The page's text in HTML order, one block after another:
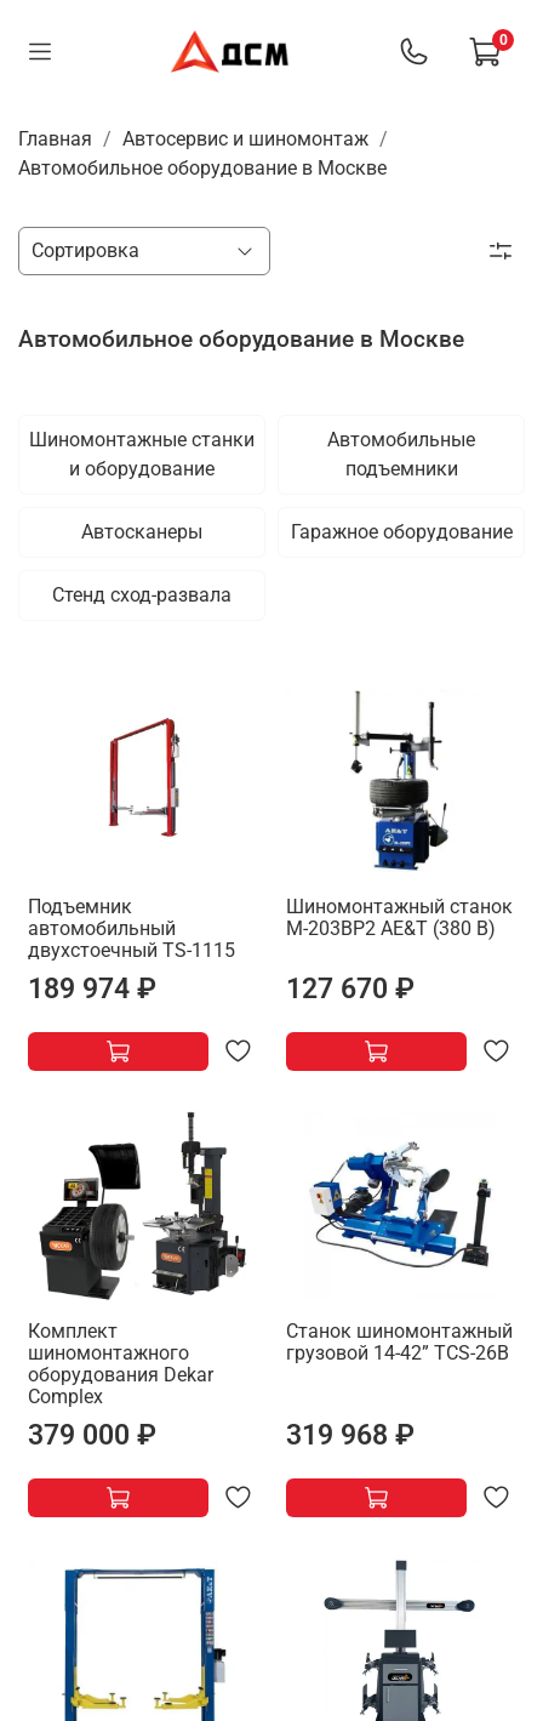
0
Главная
Автосервис и шиномонтаж
Автомобильное оборудование в Москве
Автомобильное оборудование в Москве
Шиномонтажные станки
и оборудование
Автомобильные
подъемники
Автосканеры Гаражное оборудование
Стенд сход-развала
Подъемник
автомобильный
двухстоечный ТS-1115
189 974 ₽
Шиномонтажный станок
M-203ВР2 AE&T (380 В)
127 670 ₽
Комплект
шиномонтажного
оборудования Dekar
Complex
379 000 ₽
Станок шиномонтажный
грузовой 14-42” TCS-26B
319 968 ₽